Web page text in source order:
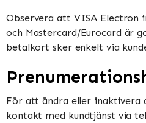
Observera att VISA Electron
och Mastercard/Eurocard är
betalkort sker enkelt via
För att ändra eller inaktivera
kontakt med kundtjänst via